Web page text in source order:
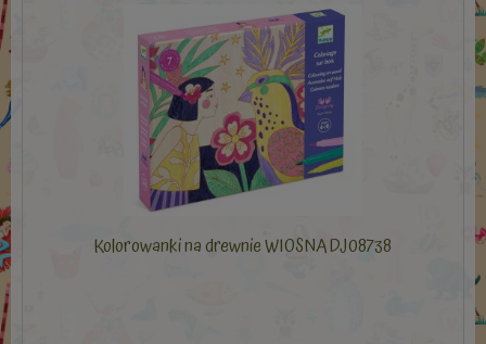
Kolorowanki na drewnie WIOSNA DJ08738